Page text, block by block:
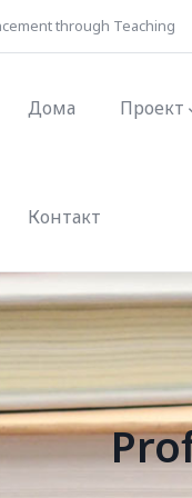
through Teaching
Дома Проект
Контакт